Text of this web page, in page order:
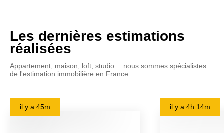
Les dernières estimations
réalisées
Appartement, maison, loft, studio… nous sommes spécialistes
de l'estimation immobilière en France.
il y a 45m il y a 4h 14m